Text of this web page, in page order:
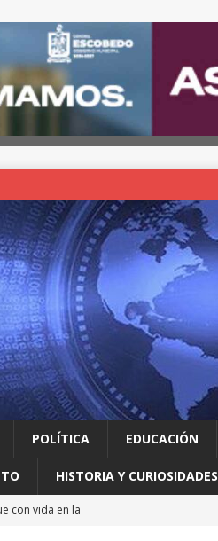
POLÍTICA EDUCACIÓN
HISTORIA Y CURIOSIDADES
con vida en la